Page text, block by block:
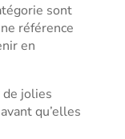
sont
référence
en
de jolies
qu’elles